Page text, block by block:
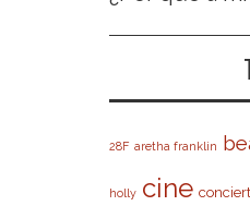
28F aretha franklin
holly cine